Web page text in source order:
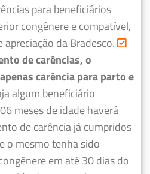
para beneficiários
congênere e compatível,
da Bradesco.
de carências, o
carência para parto e
algum beneficiário
meses de idade haverá
de carência já cumpridos
o mesmo tenha sido
em até 30 dias do